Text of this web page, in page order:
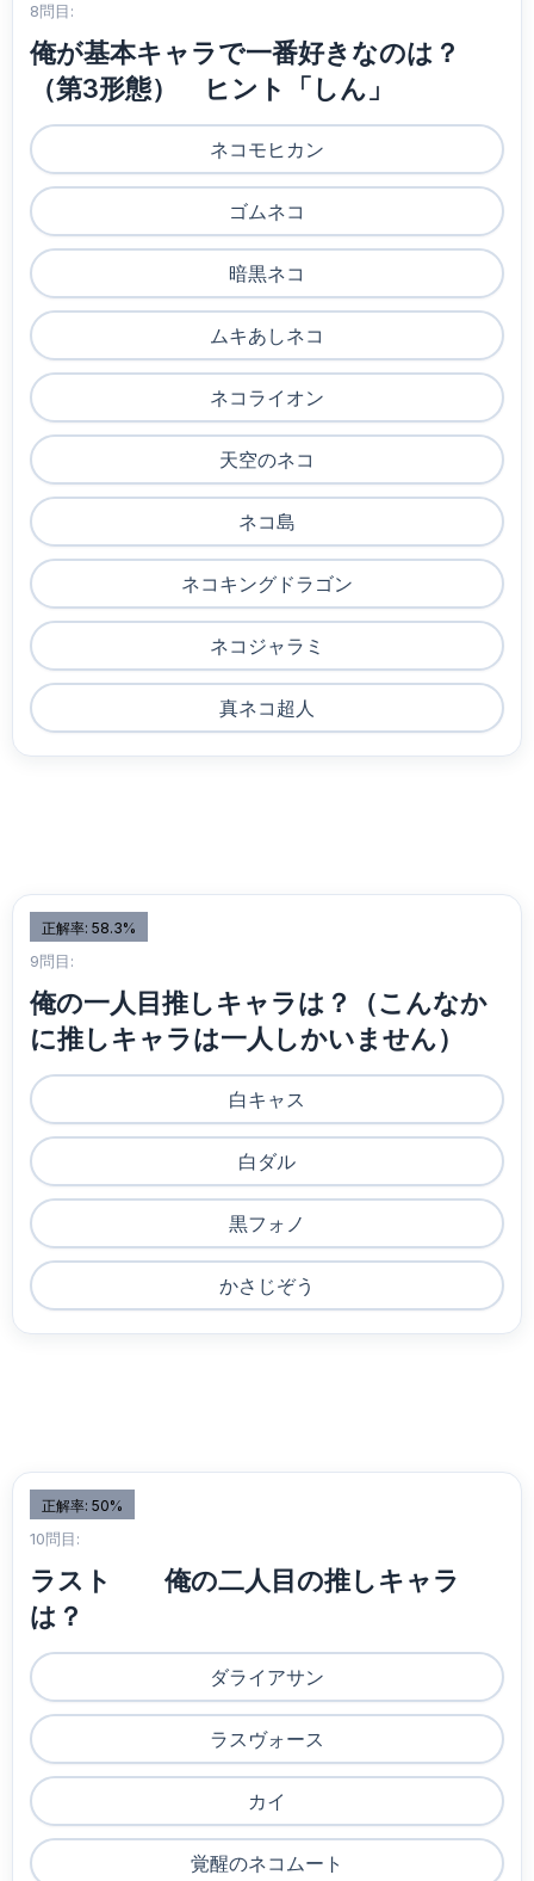
8問目:
俺が基本キャラで一番好きなのは？
（第3形態） ヒント「しん」
ネコモヒカン
ゴムネコ
暗黒ネコ
ムキあしネコ
ネコライオン
天空のネコ
ネコ島
ネコキングドラゴン
ネコジャラミ
真ネコ超人
正解率: 58.3%
9問目:
俺の一人目推しキャラは？（こんなか
に推しキャラは一人しかいません）
白キャス
白ダル
黒フォノ
かさじぞう
正解率: 50%
10問目:
ラスト 俺の二人目の推しキャラ
は？
ダライアサン
ラスヴォース
カイ
覚醒のネコムート